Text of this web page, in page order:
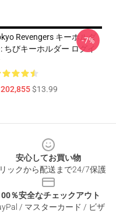
Revengers キーホルダ
ちびキーホルダー ログイ
202,855$13.99
-7%
安心してお買い物
ックから配送まで24/7保護
％安全なチェックアウト
/ マスターカード / ビザ